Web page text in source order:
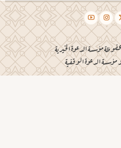
الدعوة الوقفية